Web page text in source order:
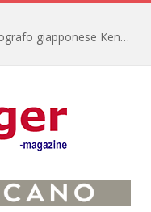
In mostra i Luoghi dell’Anima del fotografo giapponese Kenro Izu